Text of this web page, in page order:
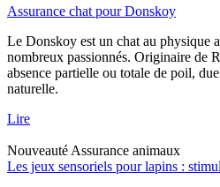
Assurance chat pour Donskoy
Le Donskoy est un chat au physique
nombreux passionnés. Originaire de
absence partielle ou totale de poil,
naturelle.
Lire
Nouveauté Assurance animaux
Les jeux sensoriels pour lapins :